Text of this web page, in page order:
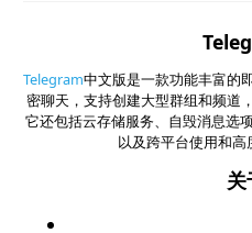
Telegram中文版是一款功能丰富的
密聊天，支持创建大型群组和频道
它还包括云存储服务、自毁消息选
以及跨平台使用和
关